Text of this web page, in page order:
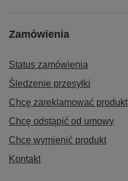
Zamówienia
Status zamówienia
Śledzenie przesyłki
Chcę zareklamować produkt
Chcę odstąpić od umowy
Chcę wymienić produkt
Kontakt